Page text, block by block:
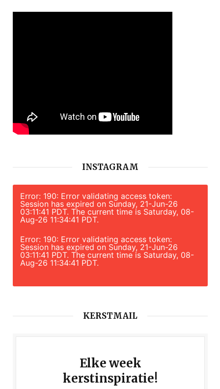
INSTAGRAM
Error: 190: Error validating access token:
Session has expired on Sunday, 21-Jun-26
03:11:41 PDT. The current time is Saturday, 08-
Aug-26 11:34:41 PDT.
Error: 190: Error validating access token:
Session has expired on Sunday, 21-Jun-26
03:11:41 PDT. The current time is Saturday, 08-
Aug-26 11:34:41 PDT.
KERSTMAIL
Elke week
kerstinspiratie!